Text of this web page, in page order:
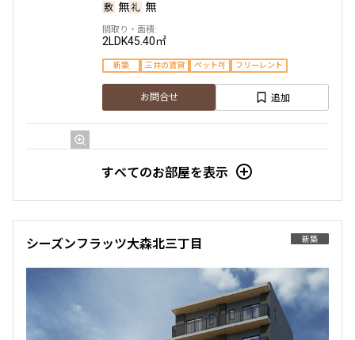
143,000円
1.0ヶ月 無
25.23㎡
お問合せ 追加
138,000円12,000円
6階６０１
224,000円15,000円
1.0ヶ月 無
新築 三井の賃貸 駅近 ペット可
お問合せ 追加
新着
申込有
15,000円
無 無
2LDK45.40㎡
新築 三井の賃貸 ペット可 フリーレント
お問合せ 追加
1階１０５
252,000円20,000円
無 無
1K+S41.40㎡
ペット可 フリーレント
お問合せ 追加
すべてのお部屋を表示
新築
シーズンフラッツ大森北三丁目